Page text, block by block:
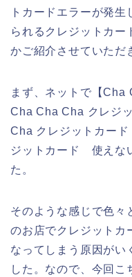
トカードエラーが発生
られるクレジットカー
かご紹介させていただ
まず、ネットで【Cha
Cha Cha Cha クレジ
Cha クレジットカー
ジットカード 使えな
た。
そのような感じで色
のお店でクレジットカ
なってしまう原因がい
した。なので、今回